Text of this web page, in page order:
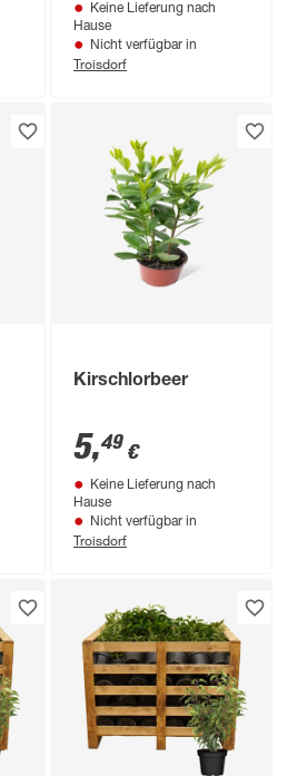
Keine Lieferung nach
Hause
Nicht verfügbar in
Troisdorf
Kirschlorbeer
5,49 €
Keine Lieferung nach
Hause
Nicht verfügbar in
Troisdorf